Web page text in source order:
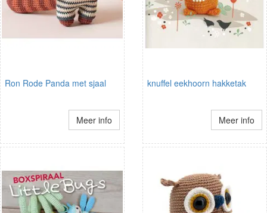
Ron Rode Panda met sjaal
Meer info
knuffel eekhoorn hakketak
Meer info